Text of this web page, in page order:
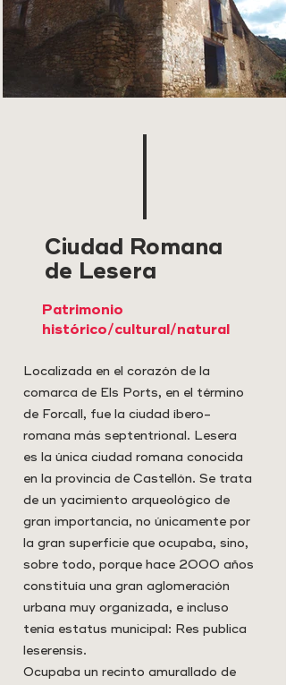
Ciudad Romana
de Lesera
Patrimonio
histórico/cultural/natural
Localizada en el corazón de la
comarca de Els Ports, en el término
de Forcall, fue la ciudad íbero-
romana más septentrional. Lesera
es la única ciudad romana conocida
en la provincia de Castellón. Se trata
de un yacimiento arqueológico de
gran importancia, no únicamente por
la gran superficie que ocupaba, sino,
sobre todo, porque hace 2000 años
constituía una gran aglomeración
urbana muy organizada, e incluso
tenía estatus municipal: Res publica
leserensis.
Ocupaba un recinto amurallado de